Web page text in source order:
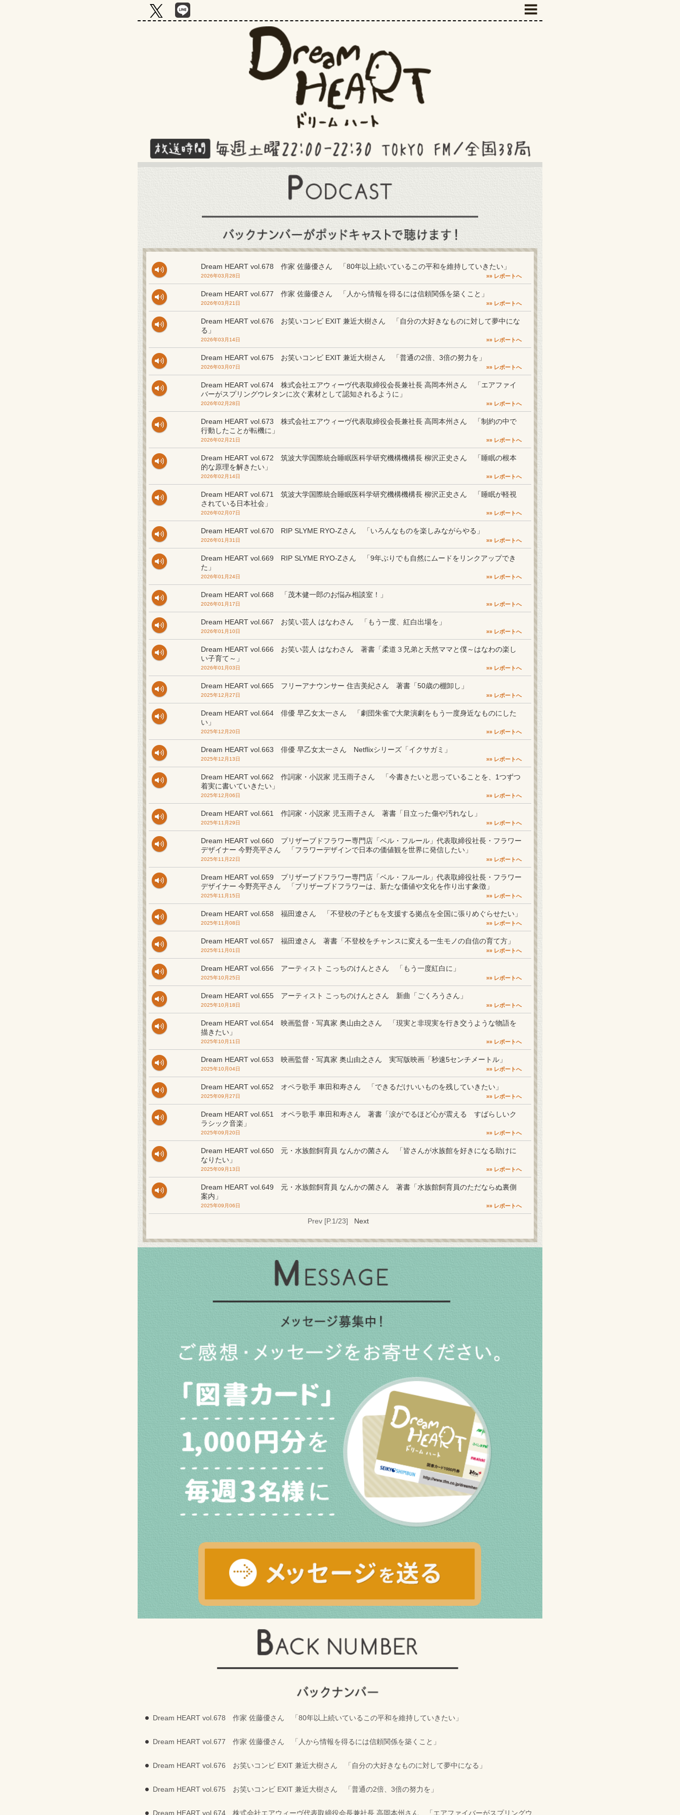
Dream HEART vol.678 作家 佐藤優さん 「80年以上続いているこの平和を維持していきたい」
2026年03月28日 »» レポートへ
Dream HEART vol.677 作家 佐藤優さん 「人から情報を得るには信頼関係を築くこと」
2026年03月21日 »» レポートへ
Dream HEART vol.676 お笑いコンビ EXIT 兼近大樹さん 「自分の大好きなものに対して夢中にな
る」
2026年03月14日 »» レポートへ
Dream HEART vol.675 お笑いコンビ EXIT 兼近大樹さん 「普通の2倍、3倍の努力を」
2026年03月07日 »» レポートへ
Dream HEART vol.674 株式会社エアウィーヴ代表取締役会長兼社長 高岡本州さん 「エアファイ
バーがスプリングウレタンに次ぐ素材として認知されるように」
2026年02月28日 »» レポートへ
Dream HEART vol.673 株式会社エアウィーヴ代表取締役会長兼社長 高岡本州さん 「制約の中で
行動したことが転機に」
2026年02月21日 »» レポートへ
Dream HEART vol.672 筑波大学国際統合睡眠医科学研究機構機構長 柳沢正史さん 「睡眠の根本
的な原理を解きたい」
2026年02月14日 »» レポートへ
Dream HEART vol.671 筑波大学国際統合睡眠医科学研究機構機構長 柳沢正史さん 「睡眠が軽視
されている日本社会」
2026年02月07日 »» レポートへ
Dream HEART vol.670 RIP SLYME RYO-Zさん 「いろんなものを楽しみながらやる」
2026年01月31日 »» レポートへ
Dream HEART vol.669 RIP SLYME RYO-Zさん 「9年ぶりでも自然にムードをリンクアップでき
た」
2026年01月24日 »» レポートへ
Dream HEART vol.668 「茂木健一郎のお悩み相談室！」
2026年01月17日 »» レポートへ
Dream HEART vol.667 お笑い芸人 はなわさん 「もう一度、紅白出場を」
2026年01月10日 »» レポートへ
Dream HEART vol.666 お笑い芸人 はなわさん 著書「柔道３兄弟と天然ママと僕～はなわの楽し
い子育て～」
2026年01月03日 »» レポートへ
Dream HEART vol.665 フリーアナウンサー 住吉美紀さん 著書「50歳の棚卸し」
2025年12月27日 »» レポートへ
Dream HEART vol.664 俳優 早乙女太一さん 「劇団朱雀で大衆演劇をもう一度身近なものにした
い」
2025年12月20日 »» レポートへ
Dream HEART vol.663 俳優 早乙女太一さん Netflixシリーズ「イクサガミ」
2025年12月13日 »» レポートへ
Dream HEART vol.662 作詞家・小説家 児玉雨子さん 「今書きたいと思っていることを、1つずつ
着実に書いていきたい」
2025年12月06日 »» レポートへ
Dream HEART vol.661 作詞家・小説家 児玉雨子さん 著書「目立った傷や汚れなし」
2025年11月29日 »» レポートへ
Dream HEART vol.660 プリザーブドフラワー専門店「ベル・フルール」代表取締役社長・フラワー
デザイナー 今野亮平さん 「フラワーデザインで日本の価値観を世界に発信したい」
2025年11月22日 »» レポートへ
Dream HEART vol.659 プリザーブドフラワー専門店「ベル・フルール」代表取締役社長・フラワー
デザイナー 今野亮平さん 「プリザーブドフラワーは、新たな価値や文化を作り出す象徴」
2025年11月15日 »» レポートへ
Dream HEART vol.658 福田遼さん 「不登校の子どもを支援する拠点を全国に張りめぐらせたい」
2025年11月08日 »» レポートへ
Dream HEART vol.657 福田遼さん 著書「不登校をチャンスに変える一生モノの自信の育て方」
2025年11月01日 »» レポートへ
Dream HEART vol.656 アーティスト こっちのけんとさん 「もう一度紅白に」
2025年10月25日 »» レポートへ
Dream HEART vol.655 アーティスト こっちのけんとさん 新曲「ごくろうさん」
2025年10月18日 »» レポートへ
Dream HEART vol.654 映画監督・写真家 奥山由之さん 「現実と非現実を行き交うような物語を
描きたい」
2025年10月11日 »» レポートへ
Dream HEART vol.653 映画監督・写真家 奥山由之さん 実写版映画「秒速5センチメートル」
2025年10月04日 »» レポートへ
Dream HEART vol.652 オペラ歌手 車田和寿さん 「できるだけいいものを残していきたい」
2025年09月27日 »» レポートへ
Dream HEART vol.651 オペラ歌手 車田和寿さん 著書「涙がでるほど心が震える すばらしいク
ラシック音楽」
2025年09月20日 »» レポートへ
Dream HEART vol.650 元・水族館飼育員 なんかの菌さん 「皆さんが水族館を好きになる助けに
なりたい」
2025年09月13日 »» レポートへ
Dream HEART vol.649 元・水族館飼育員 なんかの菌さん 著書「水族館飼育員のただならぬ裏側
案内」
2025年09月06日 »» レポートへ
Prev [P.1/23] Next
Dream HEART vol.678 作家 佐藤優さん 「80年以上続いているこの平和を維持していきたい」
Dream HEART vol.677 作家 佐藤優さん 「人から情報を得るには信頼関係を築くこと」
Dream HEART vol.676 お笑いコンビ EXIT 兼近大樹さん 「自分の大好きなものに対して夢中になる」
Dream HEART vol.675 お笑いコンビ EXIT 兼近大樹さん 「普通の2倍、3倍の努力を」
Dream HEART vol.674 株式会社エアウィーヴ代表取締役会長兼社長 高岡本州さん 「エアファイバーがスプリングウ